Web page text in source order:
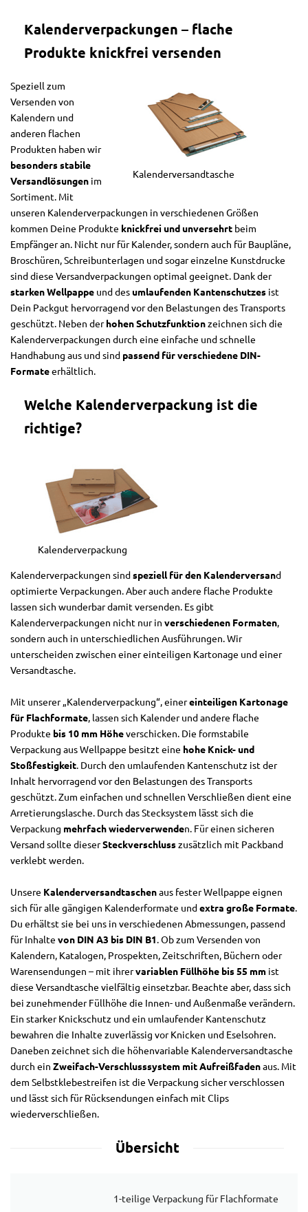
Kalenderverpackungen – flache
Produkte knickfrei versenden
Kalenderversandtasche
Speziell zum
Versenden von
Kalendern und
anderen flachen
Produkten haben wir
besonders stabile
Versandlösungen im
Sortiment. Mit
unseren Kalenderverpackungen in verschiedenen Größen
kommen Deine Produkte knickfrei und unversehrt beim
Empfänger an. Nicht nur für Kalender, sondern auch für Baupläne,
Broschüren, Schreibunterlagen und sogar einzelne Kunstdrucke
sind diese Versandverpackungen optimal geeignet. Dank der
starken Wellpappe und desumlaufenden Kantenschutzes ist
Dein Packgut hervorragend vor den Belastungen des Transports
geschützt. Neben derhohen Schutzfunktionzeichnen sich die
Kalenderverpackungen durch eine einfache und schnelle
Handhabung aus und sind passend für verschiedene DIN-
Formateerhältlich.
Welche Kalenderverpackung ist die
richtige?
Kalenderverpackung
Kalenderverpackungen sind speziell für den Kalenderversand
optimierte Verpackungen. Aber auch andere flache Produkte
lassen sich wunderbar damit versenden. Es gibt
Kalenderverpackungen nicht nur in verschiedenen Formaten,
sondern auch in unterschiedlichen Ausführungen. Wir
unterscheiden zwischen einer einteiligen Kartonage und einer
Versandtasche.
Mit unserer „Kalenderverpackung“, einereinteiligen Kartonage
für Flachformate, lassen sich Kalender und andere flache
Produkte bis 10 mm Höheverschicken. Die formstabile
Verpackung aus Wellpappe besitzt eine hohe Knick- und
Stoßfestigkeit. Durch den umlaufenden Kantenschutz ist der
Inhalt hervorragend vor den Belastungen des Transports
geschützt. Zum einfachen und schnellen Verschließen dient eine
Arretierungslasche. Durch das Stecksystem lässt sich die
Verpackung mehrfach wiederverwenden. Für einen sicheren
Versand sollte dieserSteckverschlusszusätzlich mit Packband
verklebt werden.
Unsere Kalenderversandtaschenaus fester Wellpappe eignen
sich für alle gängigen Kalenderformate und extra große Formate.
Du erhältst sie bei uns in verschiedenen Abmessungen, passend
für Inhalte von DIN A3 bis DIN B1. Ob zum Versenden von
Kalendern, Katalogen, Prospekten, Zeitschriften, Büchern oder
Warensendungen – mit ihrervariablen Füllhöhe bis 55 mm ist
diese Versandtasche vielfältig einsetzbar. Beachte aber, dass sich
bei zunehmender Füllhöhe die Innen- und Außenmaße verändern.
Ein starker Knickschutz und ein umlaufender Kantenschutz
bewahren die Inhalte zuverlässig vor Knicken und Eselsohren.
Daneben zeichnet sich die höhenvariable Kalenderversandtasche
durch ein Zweifach-Verschlusssystem mit Aufreißfadenaus. Mit
dem Selbstklebestreifen ist die Verpackung sicher verschlossen
und lässt sich für Rücksendungen einfach mit Clips
wiederverschließen.
Übersicht
1-teilige Verpackung für Flachformate